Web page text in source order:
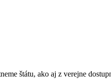
štátu, ako aj z verejne